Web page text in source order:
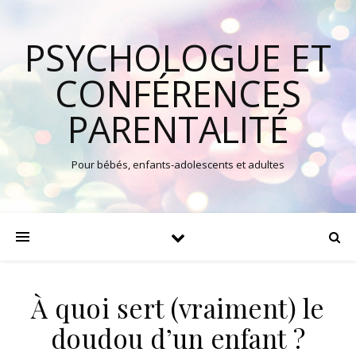
PSYCHOLOGUE ET
CONFÉRENCES
PARENTALITÉ
Pour bébés, enfants-adolescents et adultes
À quoi sert (vraiment) le
doudou d’un enfant ?